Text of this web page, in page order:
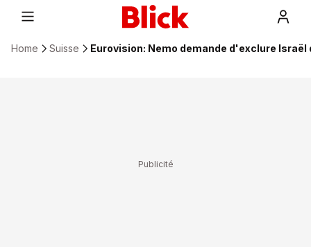
Home Suisse Eurovision: Nemo demande d'exclure Israël